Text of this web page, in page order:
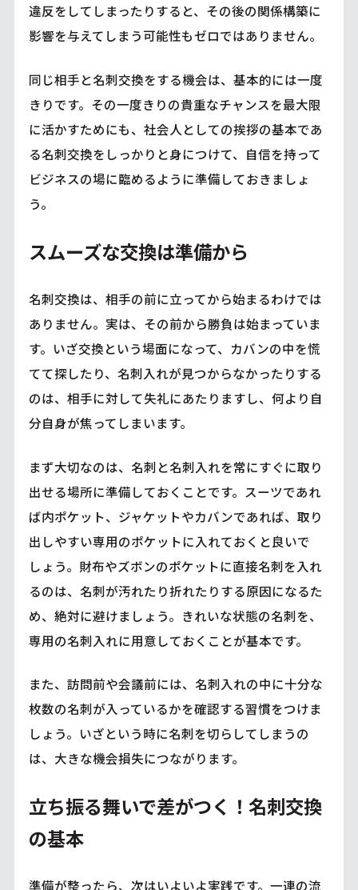
違反をしてしまったりすると、その後の関係構築に
影響を与えてしまう可能性もゼロではありません。
同じ相手と名刺交換をする機会は、基本的には一度
きりです。その一度きりの貴重なチャンスを最大限
に活かすためにも、社会人としての挨拶の基本であ
る名刺交換をしっかりと身につけて、自信を持って
ビジネスの場に臨めるように準備しておきましょ
う。
スムーズな交換は準備から
名刺交換は、相手の前に立ってから始まるわけでは
ありません。実は、その前から勝負は始まっていま
す。いざ交換という場面になって、カバンの中を慌
てて探したり、名刺入れが見つからなかったりする
のは、相手に対して失礼にあたりますし、何より自
分自身が焦ってしまいます。
まず大切なのは、名刺と名刺入れを常にすぐに取り
出せる場所に準備しておくことです。スーツであれ
ば内ポケット、ジャケットやカバンであれば、取り
出しやすい専用のポケットに入れておくと良いで
しょう。財布やズボンのポケットに直接名刺を入れ
るのは、名刺が汚れたり折れたりする原因になるた
め、絶対に避けましょう。きれいな状態の名刺を、
専用の名刺入れに用意しておくことが基本です。
また、訪問前や会議前には、名刺入れの中に十分な
枚数の名刺が入っているかを確認する習慣をつけま
しょう。いざという時に名刺を切らしてしまうの
は、大きな機会損失につながります。
立ち振る舞いで差がつく！名刺交換
の基本
準備が整ったら、次はいよいよ実践です。一連の流